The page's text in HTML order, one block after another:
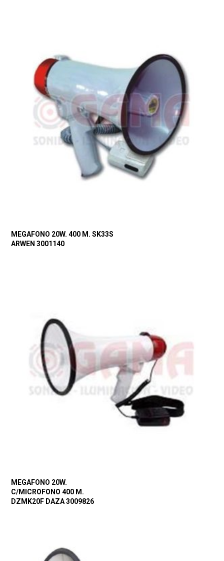
MEGAFONO 20W. 400 M. SK33S
ARWEN 3001140
MEGAFONO 20W.
C/MICROFONO 400 M.
DZMK20F DAZA 3009826